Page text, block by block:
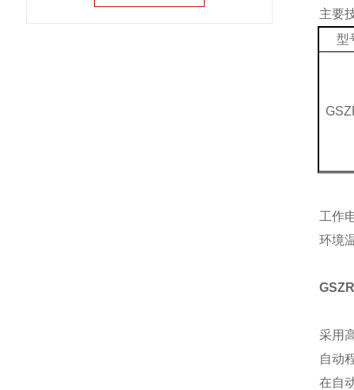
主要
型
工作
环境
采用
自动
在自